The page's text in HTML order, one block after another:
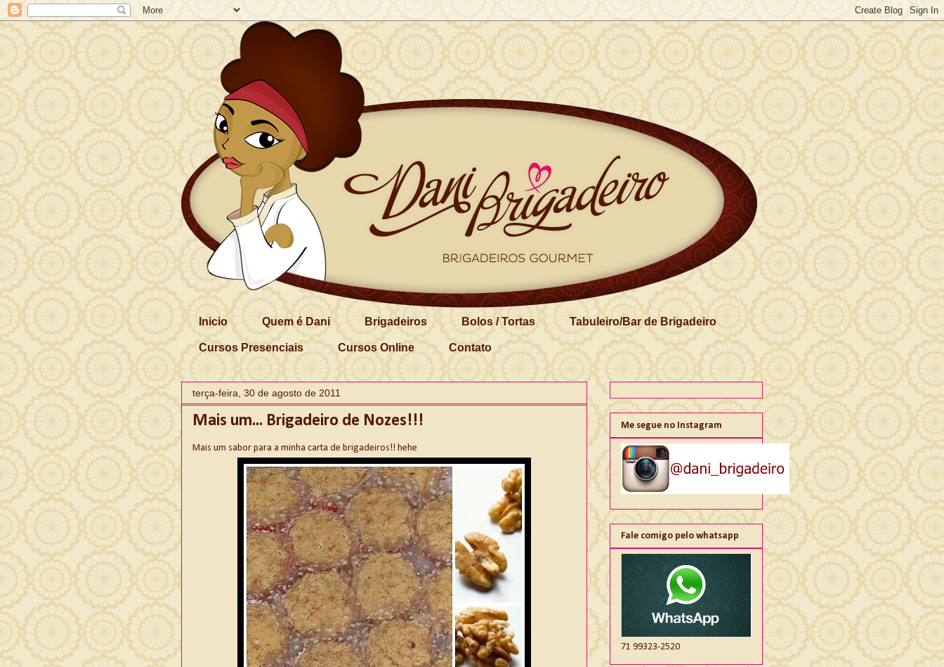
Inicio Quem é Dani Brigadeiros Bolos / Tortas Tabuleiro/Bar de Brigadeiro
Cursos Presenciais Cursos Online Contato
terça-feira, 30 de agosto de 2011
Mais um... Brigadeiro de Nozes!!!
Mais um sabor para a minha carta de brigadeiros!! hehe
Me segue no Instagram
Fale comigo pelo whatsapp
71 99323-2520